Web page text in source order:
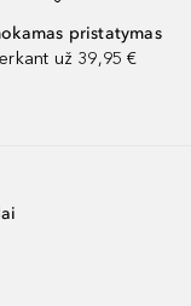
pristatymas
už 39,95 €